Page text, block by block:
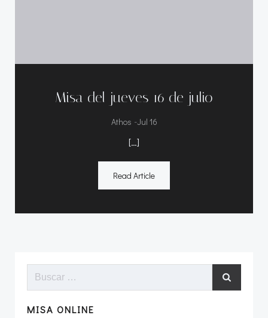
Misa del jueves 16 de julio
Athos -Jul 16
[…]
Read Article
Buscar:
MISA ONLINE